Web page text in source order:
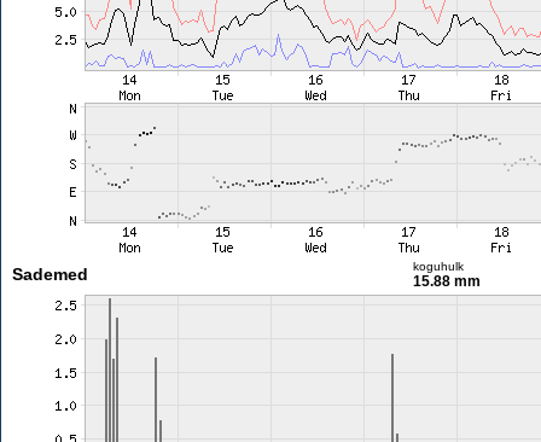
Sademed koguhulk
15.88 mm